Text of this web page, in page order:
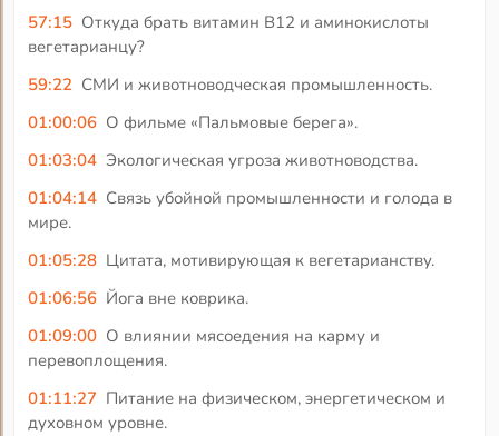
57:15 Откуда брать витамин В12 и аминокислоты
вегетарианцу?
59:22 СМИ и животноводческая промышленность.
01:00:06 О фильме «Пальмовые берега».
01:03:04 Экологическая угроза животноводства.
01:04:14 Связь убойной промышленности и голода в
мире.
01:05:28 Цитата, мотивирующая к вегетарианству.
01:06:56 Йога вне коврика.
01:09:00 О влиянии мясоедения на карму и
перевоплощения.
01:11:27 Питание на физическом, энергетическом и
духовном уровне.